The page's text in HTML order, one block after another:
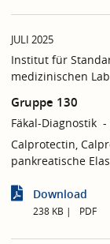
JULI 2025
Institut für
medizinischen
Gruppe 130
Fäkal-Diagnostik
Calprotectin,
pankreatische
Download
238 KB PDF